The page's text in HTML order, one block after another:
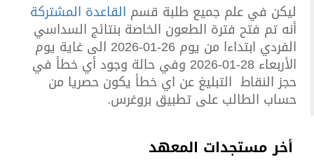
أخر مستجدات المعهد
ليكن في علم جميع طلبة قسم القاعدة المشتركة
أنه تم فتح فترة الطعون الخاصة بنتائج السداسي
الفردي ابتداءا من يوم 26-01-2026 الى غاية يوم
الأربعاء 28-01-2026 وفي حالة وجود أي خطأ في
حجز النقاط التبليغ عن اي خطأ يكون حصريا من
حساب الطالب على تطبيق بروغرس.